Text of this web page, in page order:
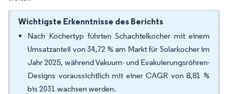
Wichtigste Erkenntnisse des Berichts
Nach Kochertyp führten Schachtelkocher mit einem
Umsatzanteil von 34,72 % am Markt für Solarkocher im
Jahr 2025, während Vakuum- und Evakuierungsröhren-
Designs voraussichtlich mit einer CAGR von 8,81 %
bis 2031 wachsen werden.